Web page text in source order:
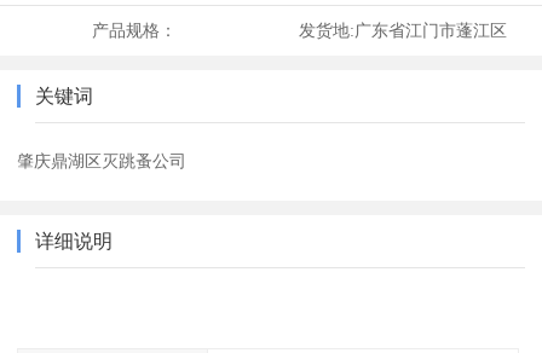
产品规格： 发货地:广东省江门市蓬江区
关键词
肇庆鼎湖区灭跳蚤公司
详细说明